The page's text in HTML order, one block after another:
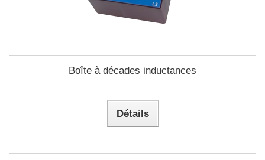
Boîte à décades inductances
Détails